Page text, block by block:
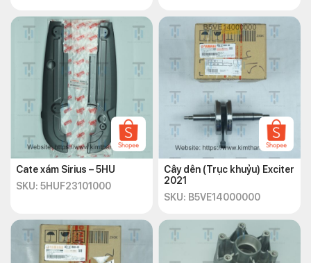
Cate xám Sirius – 5HU
SKU: 5HUF23101000
Cây dên (Trục khuỷu) Exciter
2021
SKU: B5VE14000000